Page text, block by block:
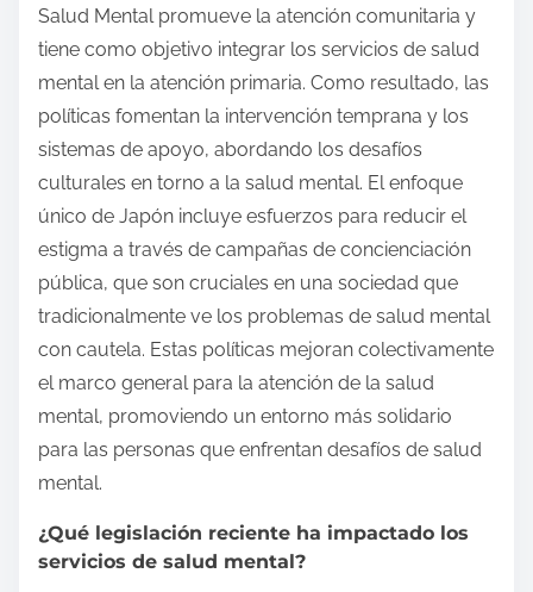
Salud Mental promueve la atención comunitaria y
tiene como objetivo integrar los servicios de salud
mental en la atención primaria. Como resultado, las
políticas fomentan la intervención temprana y los
sistemas de apoyo, abordando los desafíos
culturales en torno a la salud mental. El enfoque
único de Japón incluye esfuerzos para reducir el
estigma a través de campañas de concienciación
pública, que son cruciales en una sociedad que
tradicionalmente ve los problemas de salud mental
con cautela. Estas políticas mejoran colectivamente
el marco general para la atención de la salud
mental, promoviendo un entorno más solidario
para las personas que enfrentan desafíos de salud
mental.
¿Qué legislación reciente ha impactado los
servicios de salud mental?